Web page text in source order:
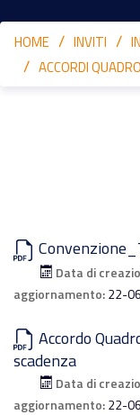
HOME INVITI
ACCORDI
Data di
aggiornamento:22-
Accordo
scadenza
Data di
aggiornamento:22-